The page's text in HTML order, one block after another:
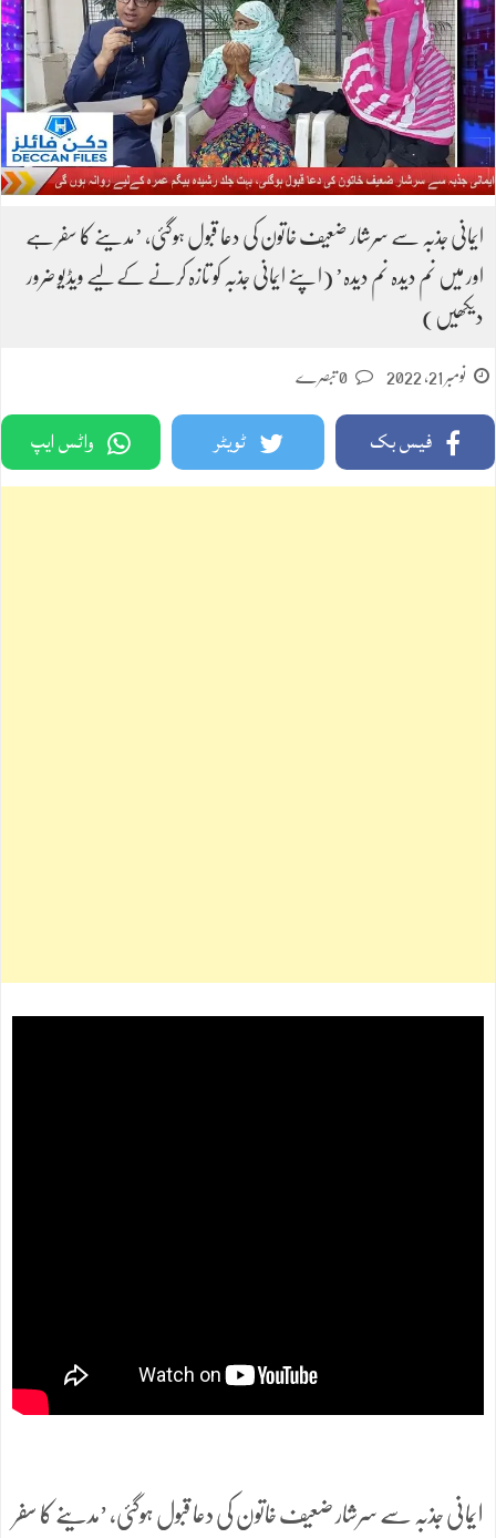
ایمانی جذبہ سے سرشار ضعیف خاتون کی دعا قبول ہوگئی، ’مدینے کا سفر ہے
اور میں نم دیدہ نم دیدہ’ (اپنے ایمانی جذبہ کو تازہ کرنے کےلیے ویڈیو ضرور
دیکھیں)
نومبر 21, 2022
فیس بک ٹویٹر واٹس ایپ
ایمانی جذبہ سے سرشار ضعیف خاتون کی دعا قبول ہوگئی، ’مدینے کا سفر